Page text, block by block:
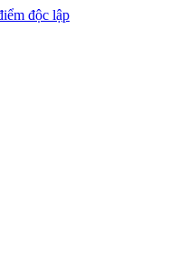
độc lập